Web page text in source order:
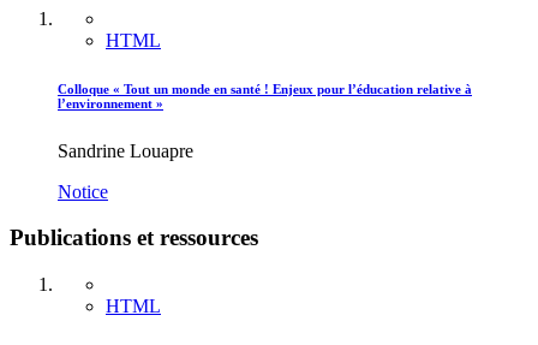
HTML
Colloque « Tout un monde en santé ! Enjeux pour l’éducation relative à
l’environnement »
Sandrine Louapre
Notice
Publications et ressources
HTML